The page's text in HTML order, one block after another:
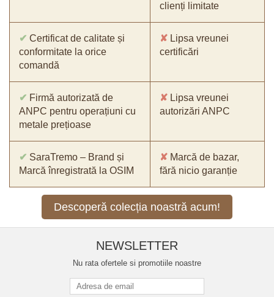
clienți limitate
✔ Certificat de calitate și
conformitate la orice
comandă
✘ Lipsa vreunei
certificări
✔ Firmă autorizată de
ANPC pentru operațiuni cu
metale prețioase
✘ Lipsa vreunei
autorizări ANPC
✔ SaraTremo – Brand și
Marcă înregistrată la OSIM
✘ Marcă de bazar,
fără nicio garanție
Descoperă colecția noastră acum!
NEWSLETTER
Nu rata ofertele si promotiile noastre